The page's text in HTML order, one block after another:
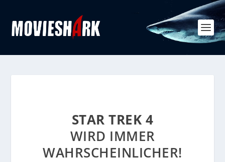
STAR TREK 4
WIRD IMMER
WAHRSCHEINLICHER!